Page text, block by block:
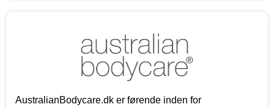
AustralianBodycare.dk er førende inden for